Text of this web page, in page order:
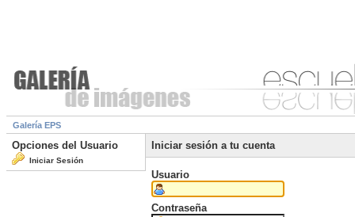
Galería EPS
Opciones del Usuario
Iniciar Sesión
Iniciar sesión a tu cuenta
Usuario
Contraseña